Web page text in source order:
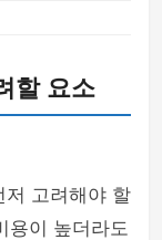
할 요소
저 고려해야 할
용이 높더라도